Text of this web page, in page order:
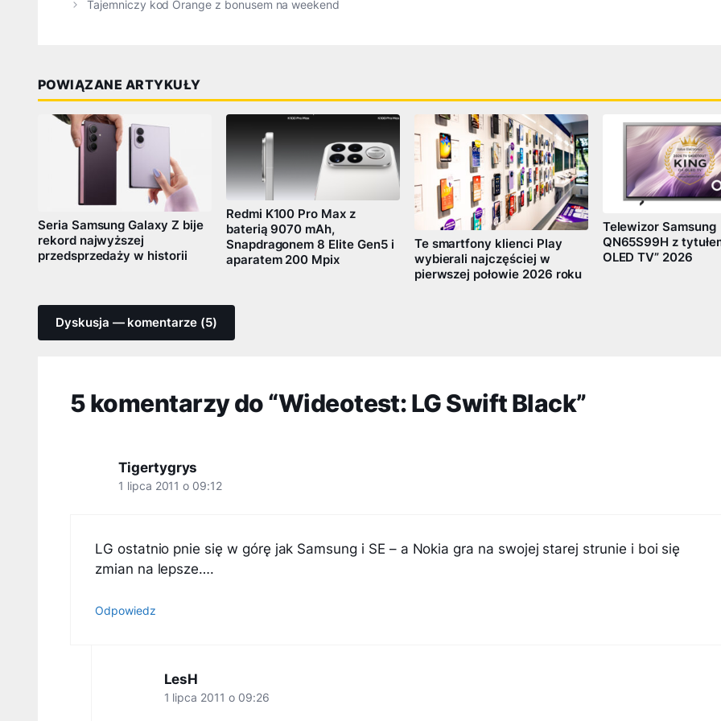
Tajemniczy kod Orange z bonusem na weekend
POWIĄZANE ARTYKUŁY
Seria Samsung Galaxy Z bije
rekord najwyższej
przedsprzedaży w historii
Redmi K100 Pro Max z
baterią 9070 mAh,
Snapdragonem 8 Elite Gen5 i
aparatem 200 Mpix
Te smartfony klienci Play
wybierali najczęściej w
pierwszej połowie 2026 roku
Telewizor Samsung
QN65S99H z
OLED TV” 2026
Dyskusja — komentarze (5)
5 komentarzy do “Wideotest: LG Swift Black”
Tigertygrys
1 lipca 2011 o 09:12
LG ostatnio pnie się w górę jak Samsung i SE – a Nokia gra na swojej starej strunie i boi się
zmian na lepsze….
Odpowiedz
LesH
1 lipca 2011 o 09:26